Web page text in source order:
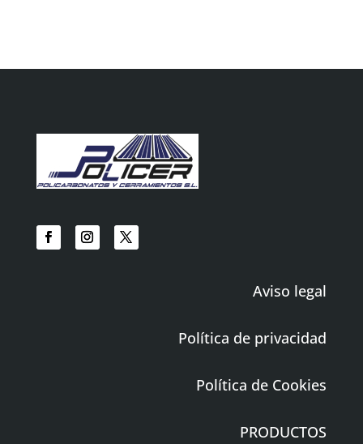
Aviso legal
Política de privacidad
Política de Cookies
PRODUCTOS